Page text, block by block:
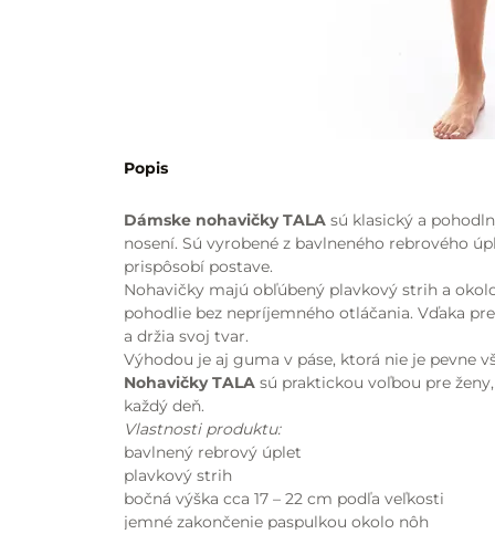
Popis
Dámske nohavičky TALA sú klasický a
nosení. Sú vyrobené z bavlneného rebrového
prispôsobí postave.
Nohavičky majú obľúbený plavkový strih a
pohodlie bez nepríjemného otláčania. Vďaka
a držia svoj tvar.
Výhodou je aj guma v páse, ktorá nie je pevne
Nohavičky TALA sú praktickou voľbou pre
každý deň.
Vlastnosti produktu:
bavlnený rebrový úplet
plavkový strih
bočná výška cca 17 – 22 cm podľa veľkosti
jemné zakončenie paspulkou okolo nôh